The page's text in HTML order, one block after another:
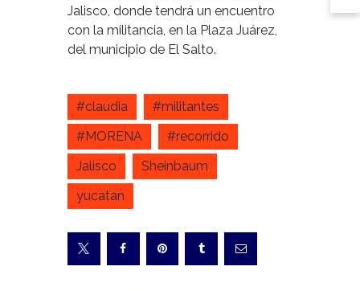
Jalisco, donde tendrá un encuentro
con la militancia, en la Plaza Juárez,
del municipio de El Salto.
#claudia
#militantes
#MORENA
#recorrido
Jalisco
Sheinbaum
yucatan